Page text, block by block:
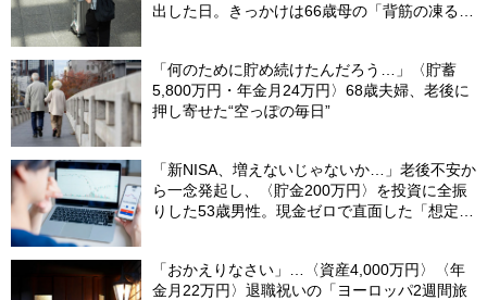
出した日。きっかけは66歳母の「背筋の凍る一
「何のために貯め続けたんだろう…」〈貯蓄
5,800万円・年金月24万円〉68歳夫婦、老後に
押し寄せた“空っぽの毎日”
「新NISA、増えないじゃないか…」老後不安か
ら一念発起し、〈貯金200万円〉を投資に全振
りした53歳男性。現金ゼロで直面した「想定外
「おかえりなさい」…〈資産4,000万円〉〈年
金月22万円〉退職祝いの「ヨーロッパ2週間旅